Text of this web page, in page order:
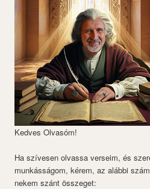
Kedves Olvasóm!
Ha szívesen olvassa verseim, és
munkásságom, kérem, az alábbi
nekem szánt összeget: